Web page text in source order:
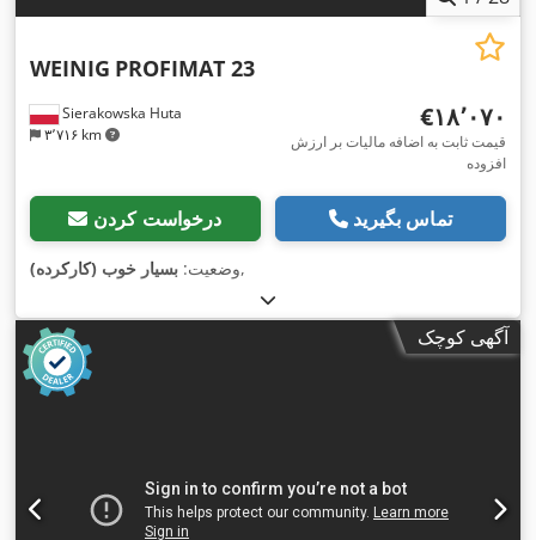
Sierakowska Huta
۳٬۷۱۶ km
WEINIG PROFIMAT 23
‎€۱۸٬۰۷۰
قیمت ثابت به اضافه مالیات بر ارزش
افزوده
درخواست کردن تماس بگیرید
وضعیت: بسیار خوب (کارکرده) ,
آگهی کوچک